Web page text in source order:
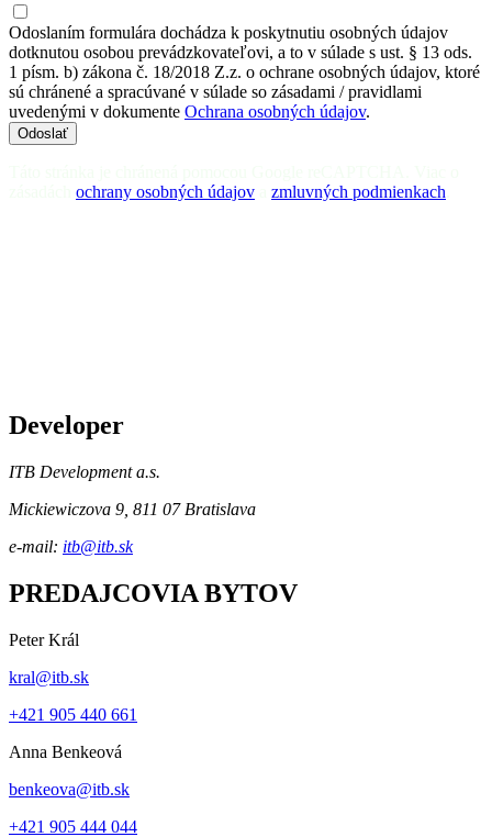
Odoslaním formulára dochádza k poskytnutiu osobných údajov
dotknutou osobou prevádzkovateľovi, a to v súlade s ust. § 13 ods.
1 písm. b) zákona č. 18/2018 Z.z. o ochrane osobných údajov, ktoré
sú chránené a spracúvané v súlade so zásadami / pravidlami
uvedenými v dokumente Ochrana osobných údajov.
Odoslať
ochrany osobných údajov zmluvných podmienkach
Developer
ITB Development a.s.
Mickiewiczova 9, 811 07 Bratislava
e-mail: itb@itb.sk
PREDAJCOVIA BYTOV
Peter Král
kral@itb.sk
+421 905 440 661
Anna Benkeová
benkeova@itb.sk
+421 905 444 044